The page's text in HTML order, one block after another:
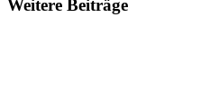
Weitere Beiträge